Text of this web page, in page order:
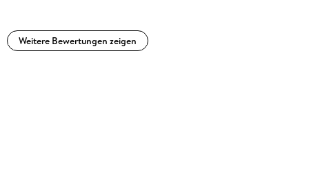
Ganz toll finde ich seine enge Bindung an seine Heimat im
Spreewald.
Weitere Bewertungen zeigen